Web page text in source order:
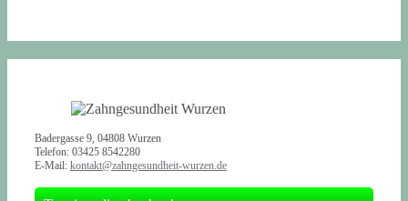
Badergasse 9, 04808 Wurzen
Telefon: 03425 8542280
E-Mail: kontakt@zahngesundheit-wurzen.de